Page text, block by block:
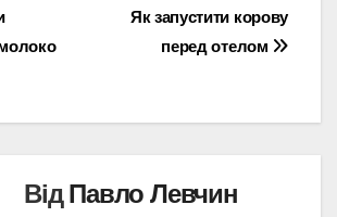
Як запустити корову
перед отелом
ВідПавло Левчин